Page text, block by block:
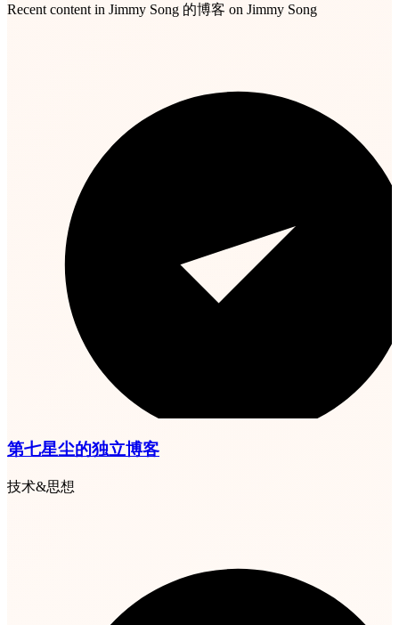
Recent content in Jimmy Song 的博客 on Jimmy Song
第七星尘的独立博客
技术&思想